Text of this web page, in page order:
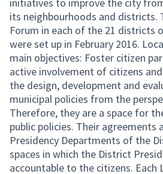
its neighbourhoods and districts.
Forum in each of the 21 districts
were set up in February 2016.
main objectives: Foster citizen
active involvement of citizens
the design, development and
municipal policies from the
Therefore, they are a space for
public policies. Their
Presidency Departments of the
spaces in which the District
accountable to the citizens. Each